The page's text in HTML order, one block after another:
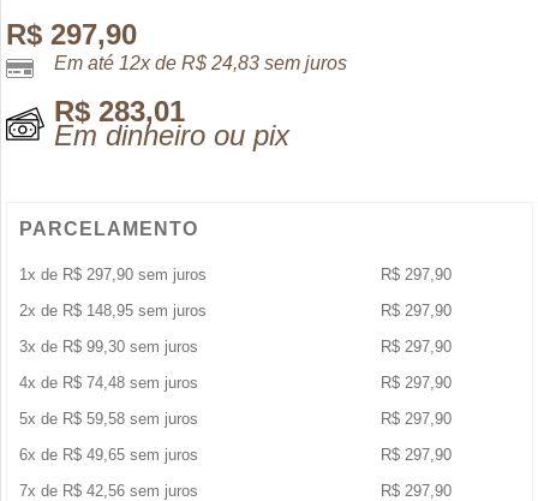
quantidade
R$ 297,90
Em até 12x deR$ 24,83 sem juros
R$ 283,01
Em dinheiro ou pix
PARCELAMENTO
1x de R$ 297,90 sem juros R$ 297,90
2x de R$ 148,95 sem juros R$ 297,90
3x de R$ 99,30 sem juros R$ 297,90
4x de R$ 74,48 sem juros R$ 297,90
5x de R$ 59,58 sem juros R$ 297,90
6x de R$ 49,65 sem juros R$ 297,90
7x de R$ 42,56 sem juros R$ 297,90